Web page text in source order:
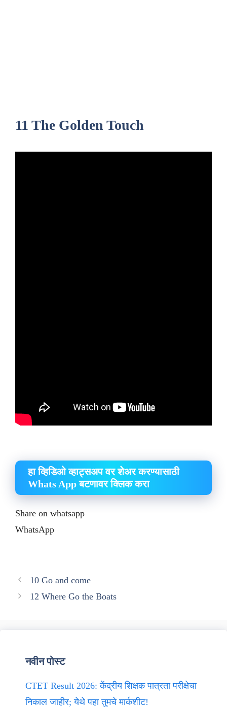
11 The Golden Touch
हा व्हिडिओ व्हाट्सअप वर शेअर करण्यासाठी
Whats App बटणावर क्लिक करा
Share on whatsapp
WhatsApp
10 Go and come
12 Where Go the Boats
नवीन पोस्ट
CTET Result 2026: केंद्रीय शिक्षक पात्रता परीक्षेचा
निकाल जाहीर; येथे पहा तुमचे मार्कशीट!